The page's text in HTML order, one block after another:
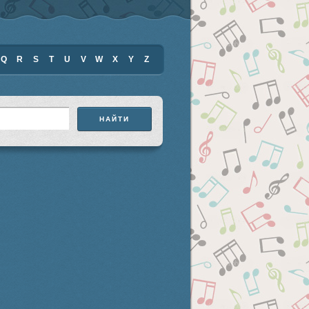
Q R S T U V W X Y Z